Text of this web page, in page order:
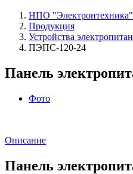
НПО "Электронтехника"
Продукция
Устройства
ПЭПС‑120‑24
Панель
Фото
Описание
Панель